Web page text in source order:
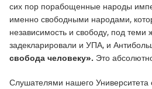
сих пор порабощенные народы
именно свободными народами,
независимость и свободу, под
задекларировали и УПА, и
свобода человеку». Это
Слушателями нашего Университета